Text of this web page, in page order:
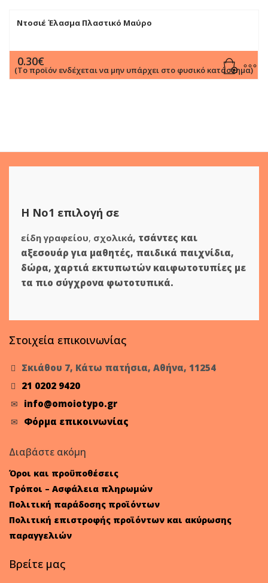
Ντοσιέ Έλασμα Πλαστικό Μαύρο
0.30€
(Το προϊόν ενδέχεται να μην υπάρχει στο φυσικό κατάστημα)
Η Νο1 επιλογή σε
είδη γραφείου, σχολικά, τσάντες και
αξεσουάρ για μαθητές, παιδικά παιχνίδια,
δώρα, χαρτιά εκτυπωτών καιφωτοτυπίες με
τα πιο σύγχρονα φωτοτυπικά.
Στοιχεία επικοινωνίας
Σκιάθου 7, Κάτω πατήσια, Αθήνα, 11254
21 0202 9420
info@omoiotypo.gr
Φόρμα επικοινωνίας
Διαβάστε ακόμη
Όροι και προϋποθέσεις
Τρόποι – Ασφάλεια πληρωμών
Πολιτική παράδοσης προϊόντων
Πολιτική επιστροφής προϊόντων και ακύρωσης
παραγγελιών
Βρείτε μας